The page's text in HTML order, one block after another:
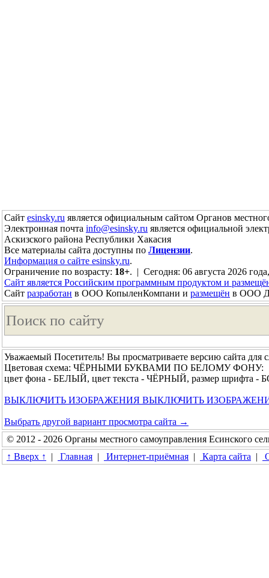
Сайт esinsky.ru является официальным сайтом Органов
Электронная почта info@esinsky.ru является официальной
Аскизского района Республики Хакасия
Все материалы сайта доступны по Лицензии.
Информация о сайте esinsky.ru.
Ограничение по возрасту: 18+. | Сегодня: 06 августа 2026
Сайт является Российским программным продуктом и
Сайт разработан в ООО КопыленКомпани и размещён в ООО
Уважаемый Посетитель! Вы просматриваете версию сайта для
Цветовая схема: ЧЁРНЫМИ БУКВАМИ ПО БЕЛОМУ ФОНУ:
цвет фона - БЕЛЫЙ, цвет текста - ЧЁРНЫЙ, размер шрифта
ВЫКЛЮЧИТЬ ИЗОБРАЖЕНИЯ ВЫКЛЮЧИТЬ
Выбрать другой вариант просмотра сайта →
© 2012 - 2026 Органы местного самоуправления Есинского
↑ Вверх ↑
| Главная | Интернет-приёмная | Карта сайта |